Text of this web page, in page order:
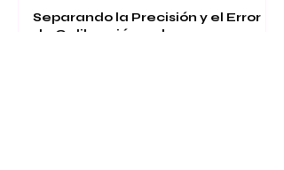
Separando la Precisión y el Error
de Calibración en la